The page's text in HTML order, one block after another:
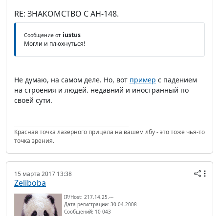
RE: ЗНАКОМСТВО С АН-148.
Сообщение от iustus
Могли и плюхнуться!
Не думаю, на самом деле. Но, вот пример с падением
на строения и людей. недавний и иностранный по
своей сути.
Красная точка лазерного прицела на вашем лбу - это тоже чья-то
точка зрения.
15 марта 2017 13:38
Zeliboba
IP/Host: 217.14.25.---
Дата регистрации: 30.04.2008
Сообщений: 10 043